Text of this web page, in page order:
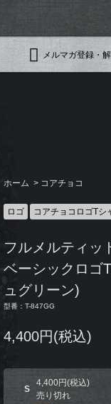
メルマガ登録・
ホーム > コアチョコ
ロゴ コアチョコロゴTシ
フルメルティッ
ベーシックロゴ
ュグリーン)
型番：T-847GG
4,400円(税込)
S
4,400円(税込)
売り切れ